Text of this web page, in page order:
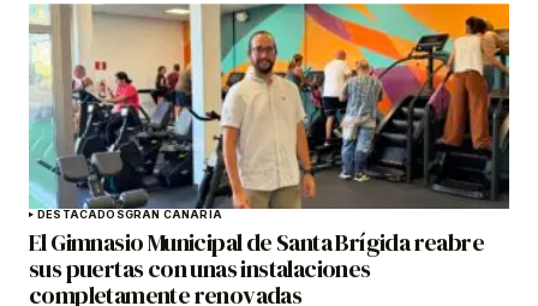
DESTACADOSGRAN CANARIA
El Gimnasio Municipal de Santa Brígida reabre
sus puertas con unas instalaciones
completamente renovadas